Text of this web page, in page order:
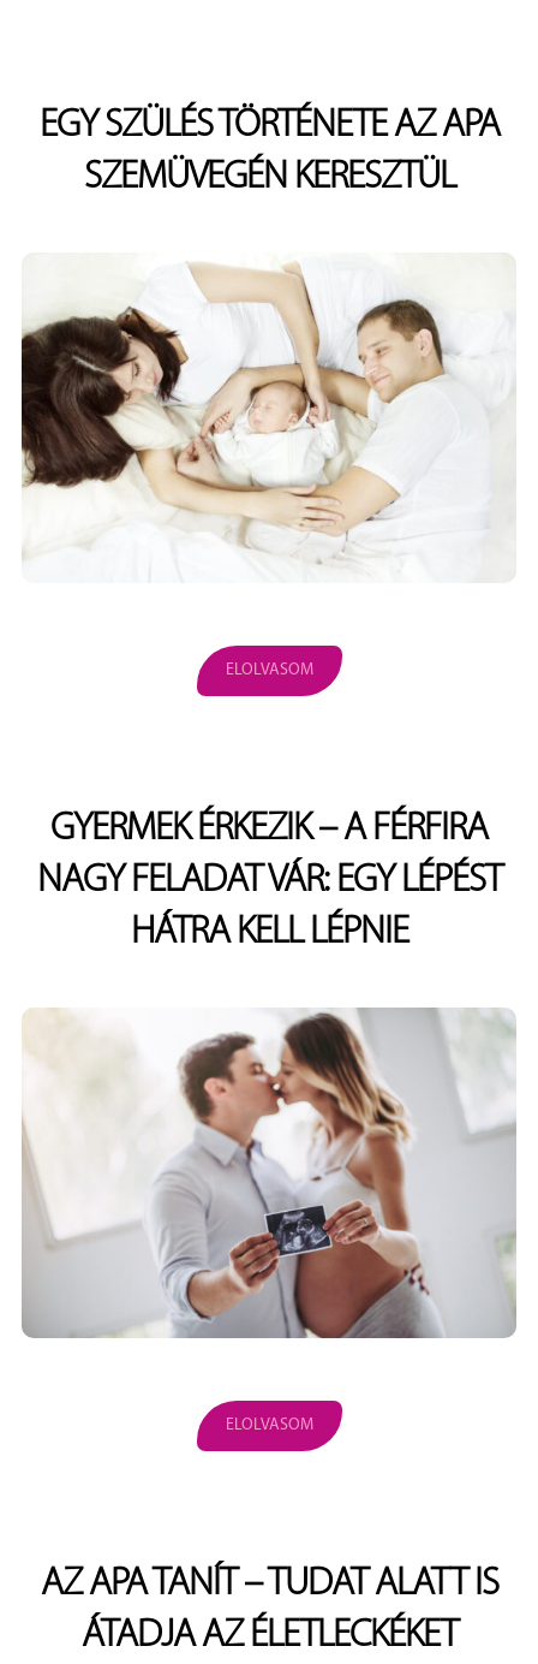
EGY SZÜLÉS TÖRTÉNETE AZ APA
SZEMÜVEGÉN KERESZTÜL
ELOLVASOM
GYERMEK ÉRKEZIK – A FÉRFIRA
NAGY FELADAT VÁR: EGY LÉPÉST
HÁTRA KELL LÉPNIE
ELOLVASOM
AZ APA TANÍT – TUDAT ALATT IS
ÁTADJA AZ ÉLETLECKÉKET